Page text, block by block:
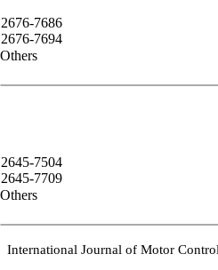
2676-7686
2676-7694
Others
2645-7504
2645-7709
Others
International Journal of Motor